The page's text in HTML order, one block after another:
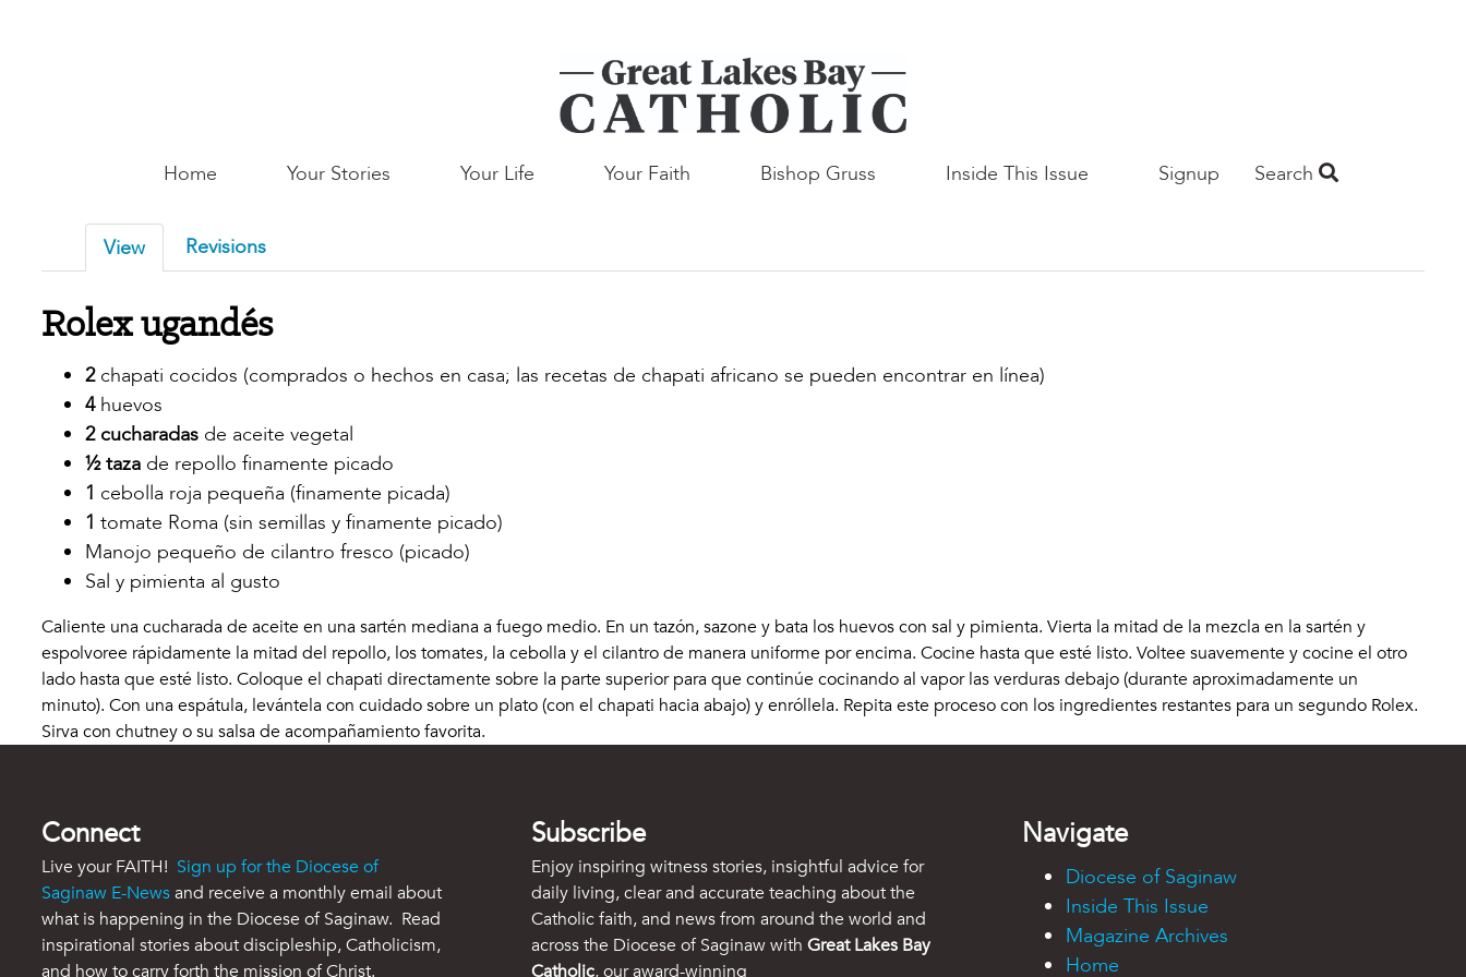
Main
Saginaw
Home Your Stories Your Life Your Faith Bishop Gruss Inside This Issue Signup Search
View Revisions
Rolex ugandés
2chapati cocidos (comprados o hechos en casa; las recetas de chapati africano se pueden encontrar en línea)
4huevos
2 cucharadas de aceite vegetal
½ taza de repollo finamente picado
1 cebolla roja pequeña (finamente picada)
1 tomate Roma (sin semillas y finamente picado)
Manojo pequeño de cilantro fresco (picado)
Sal y pimienta al gusto
Caliente una cucharada de aceite en una sartén mediana a fuego medio. En un tazón, sazone y bata los huevos con sal y pimienta. Vierta la mitad de la mezcla en la sartén y
espolvoree rápidamente la mitad del repollo, los tomates, la cebolla y el cilantro de manera uniforme por encima. Cocine hasta que esté listo. Voltee suavemente y cocine el otro
lado hasta que esté listo. Coloque el chapati directamente sobre la parte superior para que continúe cocinando al vapor las verduras debajo (durante aproximadamente un
minuto). Con una espátula, levántela con cuidado sobre un plato (con el chapati hacia abajo) y enróllela. Repita este proceso con los ingredientes restantes para un segundo Rolex.
Sirva con chutney o su salsa de acompañamiento favorita.
Connect
Live your FAITH! Sign up for the Diocese of
Saginaw E-Newsand receive a monthly email about
what is happening in the Diocese of Saginaw. Read
inspirational stories about discipleship, Catholicism,
and how to carry forth the mission of Christ.
Subscribe
Enjoy inspiring witness stories, insightful advice for
daily living, clear and accurate teaching about the
Catholic faith, and news from around the world and
across the Diocese of Saginaw withGreat Lakes Bay
Catholic, our award-winning
Navigate
Diocese of Saginaw
Inside This Issue
Magazine Archives
Home